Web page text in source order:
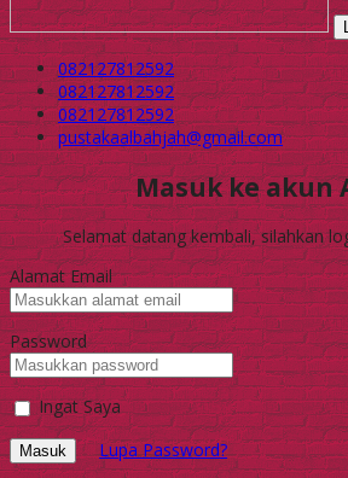
082127812592
082127812592
082127812592
pustakaalbahjah@gmail.com
Masuk ke akun
Selamat datang kembali, silahkan
Alamat Email
Password
Ingat Saya
Masuk Lupa Password?